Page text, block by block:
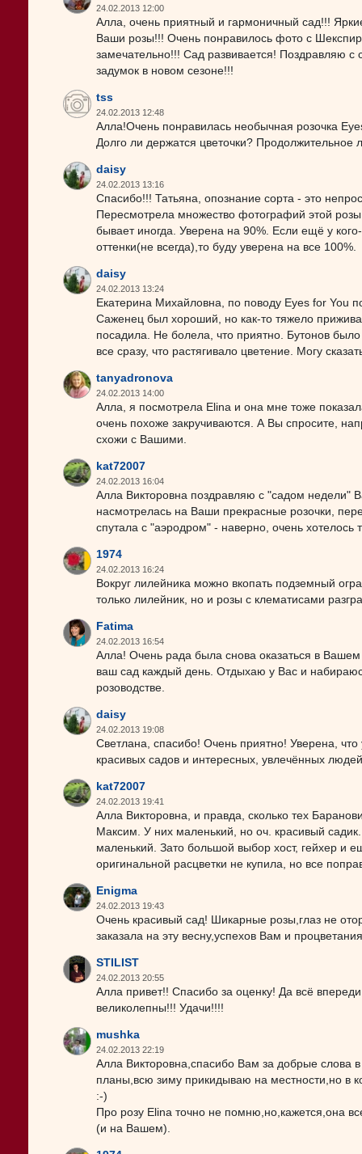
24.02.2013 12:00
Алла, очень приятный и гармоничный сад!!!
Ваши розы!!! Очень понравилось фото с
замечательно!!! Сад развивается! Поздравляю
задумок в новом сезоне!!!
tss
24.02.2013 12:48
Алла!Очень понравилась необычная розочка
Долго ли держатся цветочки? Продолжительное
daisy
24.02.2013 13:16
Спасибо!!! Татьяна, опознание сорта - это
Пересмотрела множество фотографий этой
бывает иногда. Уверена на 90%. Если ещё у
оттенки(не всегда),то буду уверена на все 100%.
daisy
24.02.2013 13:24
Екатерина Михайловна, по поводу Eyes for You
Саженец был хороший, но как-то тяжело
посадила. Не болела, что приятно. Бутонов
все сразу, что растягивало цветение. Могу
tanyadronova
24.02.2013 14:00
Алла, я посмотрела Elina и она мне тоже
очень похоже закручиваются. А Вы спросите,
схожи с Вашими.
kat72007
24.02.2013 16:04
Алла Викторовна поздравляю с "садом недели"
насмотрелась на Ваши прекрасные розочки,
спутала с "аэродром" - наверно, очень хотелось
1974
24.02.2013 16:24
Вокруг лилейника можно вкопать подземный
только лилейник, но и розы с клематисами
Fatima
24.02.2013 16:54
Алла! Очень рада была снова оказаться в
ваш сад каждый день. Отдыхаю у Вас и
розоводстве.
daisy
24.02.2013 19:08
Светлана, спасибо! Очень приятно! Уверена,
красивых садов и интересных, увлечённых
kat72007
24.02.2013 19:41
Алла Викторовна, и правда, сколько тех
Максим. У них маленький, но оч. красивый
маленький. Зато большой выбор хост, гейхер и
оригинальной расцветки не купила, но все
Enigma
24.02.2013 19:43
Очень красивый сад! Шикарные розы,глаз не
заказала на эту весну,успехов Вам и
STILIST
24.02.2013 20:55
Алла привет!! Спасибо за оценку! Да всё
великолепны!!! Удачи!!!!
mushka
24.02.2013 22:19
Алла Викторовна,спасибо Вам за добрые слова
планы,всю зиму прикидываю на местности,но в
:-)
Про розу Elina точно не помню,но,кажется,она
(и на Вашем).